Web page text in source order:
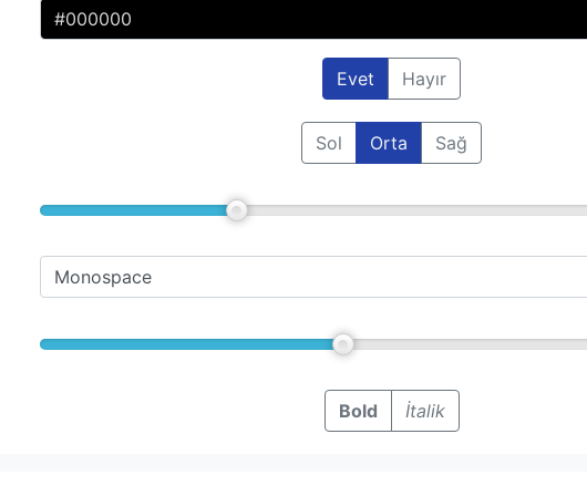
Evet Hayır
Sol Orta Sağ
Bold ‌İtalik